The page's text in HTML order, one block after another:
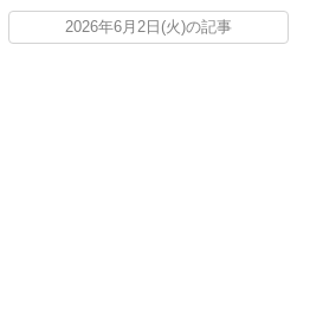
2026年6月2日(火)の記事